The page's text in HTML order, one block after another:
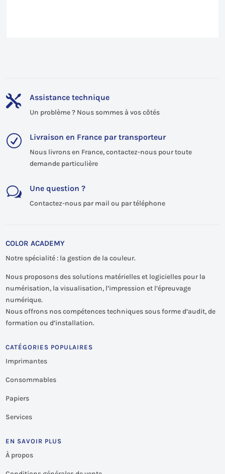
 Assistance technique
Un problème ? Nous sommes à vos côtés
R Livraison en France par transporteur
Nous livrons en France, contactez-nous pour toute
demande particulière
w Une question ?
Contactez-nous par mail ou par téléphone
COLOR ACADEMY
Notre spécialité : la gestion de la couleur.
Nous proposons des solutions matérielles et logicielles pour la
numérisation, la visualisation, l’impression et l’épreuvage
numérique.
Nous offrons nos compétences techniques sous forme d’audit, de
formation ou d’installation.
CATÉGORIES POPULAIRES
Imprimantes
Consommables
Papiers
Services
EN SAVOIR PLUS
À propos